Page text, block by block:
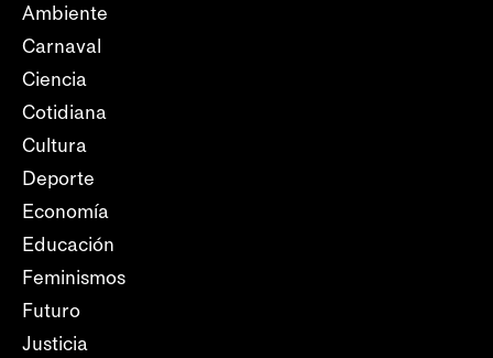
Ambiente
Carnaval
Ciencia
Cotidiana
Cultura
Deporte
Economía
Educación
Feminismos
Futuro
Justicia